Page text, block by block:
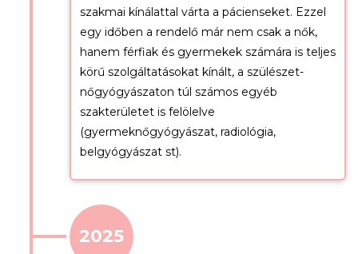
szakmai kínálattal várta a pácienseket. Ezzel
egy időben a rendelő már nem csak a nők,
hanem férfiak és gyermekek számára is teljes
körű szolgáltatásokat kínált, a szülészet-
nőgyógyászaton túl számos egyéb
szakterületet is felölelve
(gyermeknőgyógyászat, radiológia,
belgyógyászat st).
2025